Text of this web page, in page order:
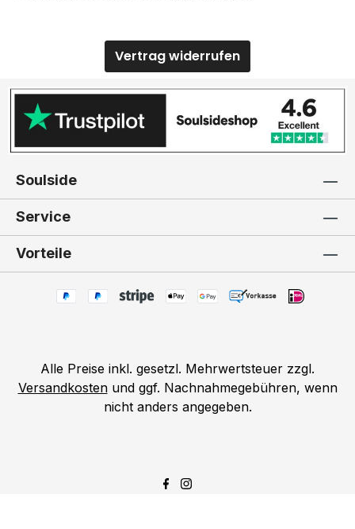
Vertrag widerrufen
Soulside
Service
Vorteile
Alle Preise inkl. gesetzl. Mehrwertsteuer zzgl.
Versandkostenund ggf. Nachnahmegebühren, wenn
nicht anders angegeben.